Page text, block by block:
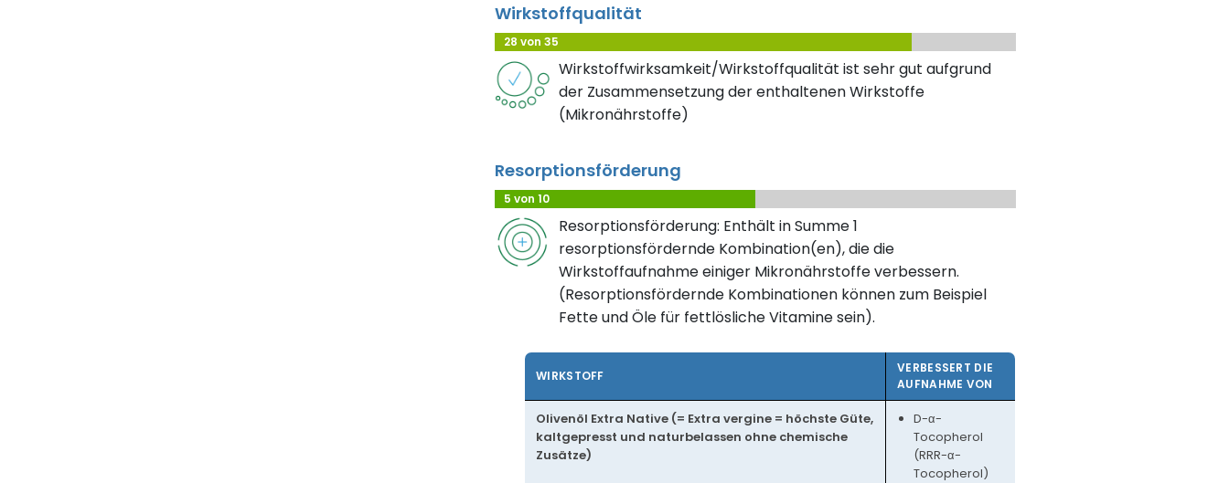
Wirkstoffqualität
28 von 35
Wirkstoffwirksamkeit/Wirkstoffqualität ist sehr gut aufgrund
der Zusammensetzung der enthaltenen Wirkstoffe
(Mikronährstoffe)
Resorptionsförderung
5 von 10
Resorptionsförderung: Enthält in Summe 1
resorptionsfördernde Kombination(en), die die
Wirkstoffaufnahme einiger Mikronährstoffe verbessern.
(Resorptionsfördernde Kombinationen können zum Beispiel
Fette und Öle für fettlösliche Vitamine sein).
WIRKSTOFF
VERBESSERT DIE
AUFNAHME VON
Olivenöl Extra Native (= Extra vergine = höchste Güte,
kaltgepresst und naturbelassen ohne chemische
Zusätze)
D-α-
Tocopherol
(RRR-α-
Tocopherol)